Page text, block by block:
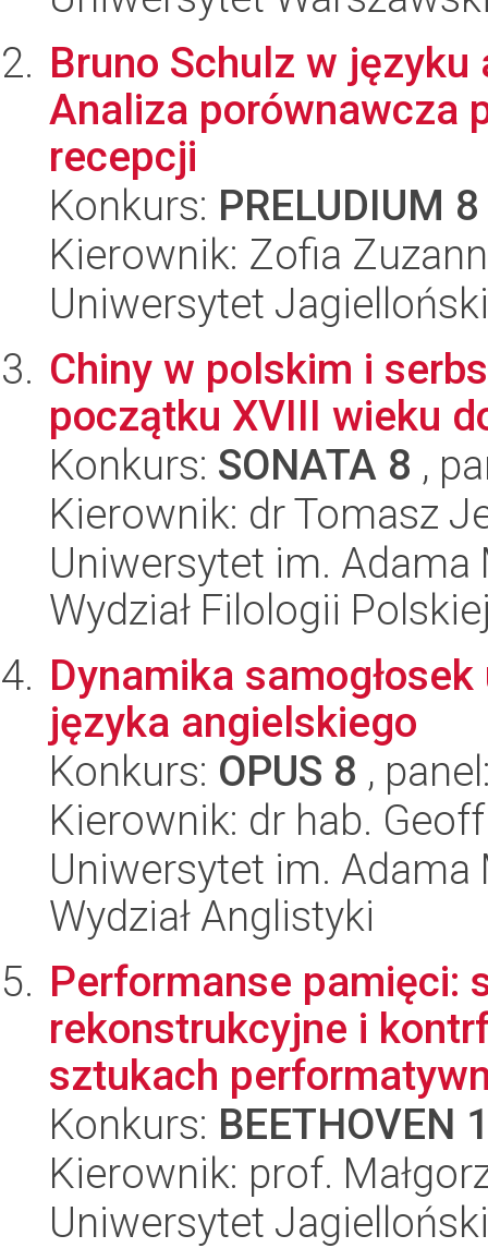
Bruno Schulz w
Analiza porównawcza
recepcji
Konkurs: PRELUDIUM 8
Kierownik: Zofia
Uniwersytet
Chiny w polskim i
początku XVIII wieku
Konkurs: SONATA 8 ,
Kierownik: dr Tomasz
Uniwersytet im.
Wydział Filologii
Dynamika
języka angielskiego
Konkurs: OPUS 8 ,
Kierownik: dr hab.
Uniwersytet im.
Wydział Anglistyki
Performanse pamięci:
rekonstrukcyjne i
sztukach
Konkurs: BEETHOVEN
Kierownik: prof.
Uniwersytet